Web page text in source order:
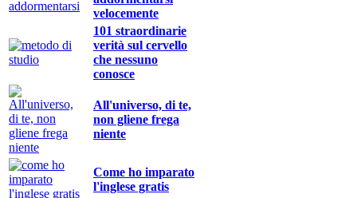
velocemente
101 straordinarie
verità sul cervello
che nessuno
conosce
All'universo, di te,
non gliene frega
niente
Come ho imparato
l'inglese gratis